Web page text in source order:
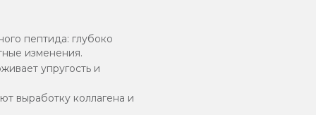
пептида: глубоко
изменения.
упругость и
выработку коллагена и